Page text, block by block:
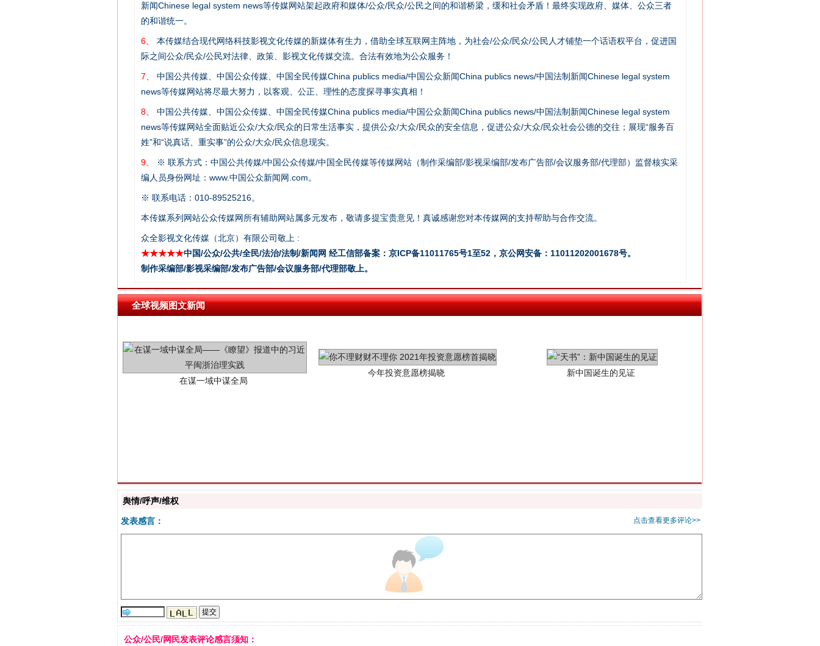
新闻Chinese legal system news等传媒网站架起政府和媒体/公众/民众/公民之间的和谐桥梁，缓和社会矛盾！最终实现政府、媒体、公众三者
的和谐统一。
6、
本传媒结合现代网络科技影视文化传媒的新媒体有生力，借助全球互联网主阵地，为社会/公众/民众/公民人才铺垫一个话语权平台，促进国
际之间公众/民众/公民对法律、政策、影视文化传媒交流。合法有效地为公众服务！
7、
中国公共传媒、中国公众传媒、中国全民传媒China publics media/中国公众新闻China publics news/中国法制新闻Chinese legal system
news等传媒网站将尽最大努力，以客观、公正、理性的态度探寻事实真相！
8、
中国公共传媒、中国公众传媒、中国全民传媒China publics media/中国公众新闻China publics news/中国法制新闻Chinese legal system
news等传媒网站全面贴近公众/大众/民众的日常生活事实，提供公众/大众/民众的安全信息，促进公众/大众/民众社会公德的交往；展现“服务百
姓”和“说真话、重实事”的公众/大众/民众信息现实。
9、
※ 联系方式：中国公共传媒/中国公众传媒/中国全民传媒等传媒网站（制作采编部/影视采编部/发布广告部/会议服务部/代理部）监督核实采
编人员身份网址：www.中国公众新闻网.com。
※ 联系电话：010-89525216。
本传媒系列网站公众传媒网所有辅助网站属多元发布，敬请多提宝贵意见！真诚感谢您对本传媒网的支持帮助与合作交流。
众全影视文化传媒（北京）有限公司敬上 :
★★★★★中国/公众/公共/全民/法治/法制/新闻网 经工信部备案：京ICP备11011765号1至52，京公网安备：11011202001678号。
制作采编部/影视采编部/发布广告部/会议服务部/代理部敬上。
全球视频图文新闻
这是一记警钟！
在谋一域中谋全局
今年投资意愿榜揭晓 新中国诞生的见证
“刷贴”乱象丛生
生物安全法正式实施 别拿“量子”当幌子
舆情/呼声/维权
点击查看更多评论>>
发表感言：
公众/公民/网民发表评论感言须知：